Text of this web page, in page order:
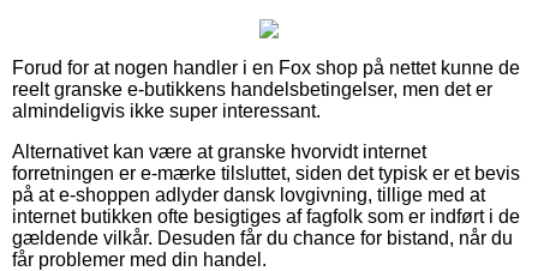
Forud for at nogen handler i en Fox shop på nettet kunne de
reelt granske e-butikkens handelsbetingelser, men det er
almindeligvis ikke super interessant.
Alternativet kan være at granske hvorvidt internet
forretningen er e-mærke tilsluttet, siden det typisk er et bevis
på at e-shoppen adlyder dansk lovgivning, tillige med at
internet butikken ofte besigtiges af fagfolk som er indført i de
gældende vilkår. Desuden får du chance for bistand, når du
får problemer med din handel.